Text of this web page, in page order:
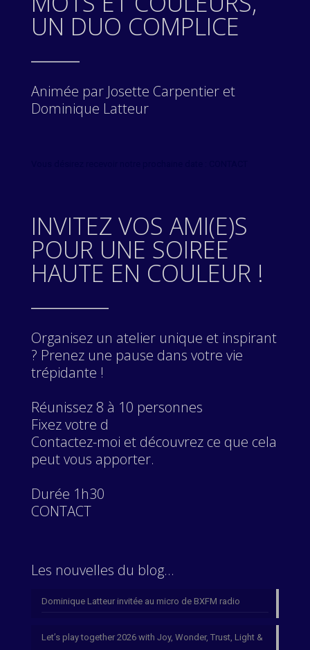
UN DUO COMPLICE
Animée par Josette Carpentier et
Dominique Latteur
INVITEZ VOS AMI(E)S
POUR UNE SOIREE
HAUTE EN COULEUR !
Organisez un atelier unique et inspirant
? Prenez une pause dans votre vie
trépidante !
Réunissez 8 à 10 personnes
Fixez votre d
Contactez-moi et découvrez ce que cela
peut vous apporter.
Durée 1h30
CONTACT
Les nouvelles du blog…
Dominique Latteur invitée au micro de BXFM radio
Let’s play together 2026 with Joy, Wonder, Trust, Light &